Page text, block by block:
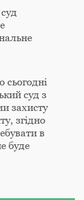
сьогодні
суд з
захисту
згідно
в
буде